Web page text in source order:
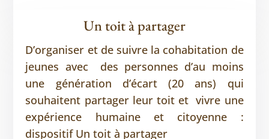
Un toit à partager
D’organiser et de suivre la cohabitation de
jeunes avec des personnes d’au moins
une génération d’écart (20 ans) qui
souhaitent partager leur toit et vivre une
expérience humaine et citoyenne :
dispositif Un toit à partager